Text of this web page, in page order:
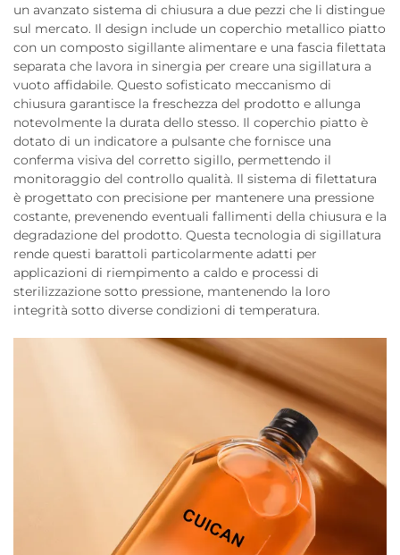
un avanzato sistema di chiusura a due pezzi che li distingue
sul mercato. Il design include un coperchio metallico piatto
con un composto sigillante alimentare e una fascia filettata
separata che lavora in sinergia per creare una sigillatura a
vuoto affidabile. Questo sofisticato meccanismo di
chiusura garantisce la freschezza del prodotto e allunga
notevolmente la durata dello stesso. Il coperchio piatto è
dotato di un indicatore a pulsante che fornisce una
conferma visiva del corretto sigillo, permettendo il
monitoraggio del controllo qualità. Il sistema di filettatura
è progettato con precisione per mantenere una pressione
costante, prevenendo eventuali fallimenti della chiusura e la
degradazione del prodotto. Questa tecnologia di sigillatura
rende questi barattoli particolarmente adatti per
applicazioni di riempimento a caldo e processi di
sterilizzazione sotto pressione, mantenendo la loro
integrità sotto diverse condizioni di temperatura.